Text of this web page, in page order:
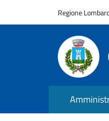
Regione